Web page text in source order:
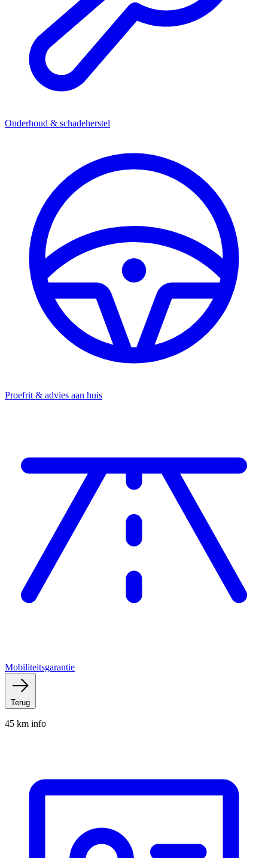
Onderhoud & schadeherstel
Proefrit & advies aan huis
Mobiliteitsgarantie
Terug
45 km info